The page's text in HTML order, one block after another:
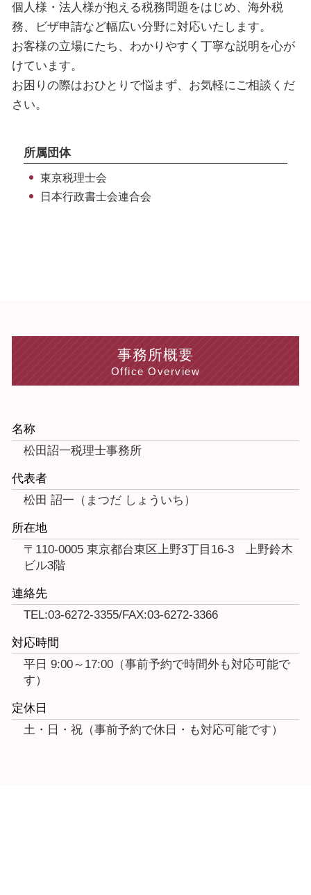
税務書類 書き方
課税所得 計算方法
ビザ申請 必要書類
ビザ申請 方法
ビザ申請 手続き
就労 ビザ 条件
配偶者ビザ 申請 自分で
個人 渋谷区 相談
個人 埼玉県 相談
ビザ申請 渋谷区 税理士
税務相談 渋谷区 税理士
海外税務 台東区 税理士
海外税務 新宿区 税理士
個人様・法人様が抱える税務問題をはじめ、海外税
務、ビザ申請など幅広い分野に対応いたします。
お客様の立場にたち、わかりやすく丁寧な説明を心が
けています。
お困りの際はおひとりで悩まず、お気軽にご相談くだ
さい。
所属団体
東京税理士会
日本行政書士会連合会
事務所概要
Office Overview
名称
松田詔一税理士事務所
代表者
松田 詔一（まつだ しょういち）
所在地
〒110-0005 東京都台東区上野3丁目16-3 上野鈴木
ビル3階
連絡先
TEL:03-6272-3355/FAX:03-6272-3366
対応時間
平日 9:00～17:00（事前予約で時間外も対応可能で
す）
定休日
土・日・祝（事前予約で休日・も対応可能です）